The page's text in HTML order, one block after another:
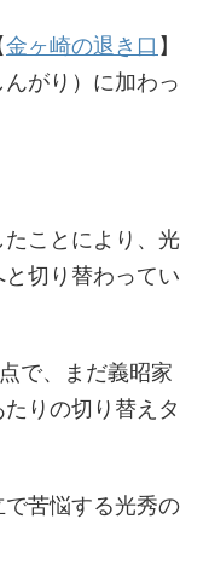
金ヶ崎の退き口 】
がり）に加わっ
ことにより、光
切り替わってい
で、まだ義昭家
りの切り替えタ
で苦悩する光秀の